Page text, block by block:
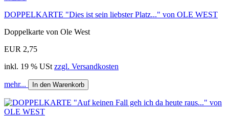
DOPPELKARTE "Dies ist sein liebster Platz..." von OLE WEST
Doppelkarte von Ole West
EUR 2,75
inkl. 19 % USt zzgl. Versandkosten
mehr... In den Warenkorb